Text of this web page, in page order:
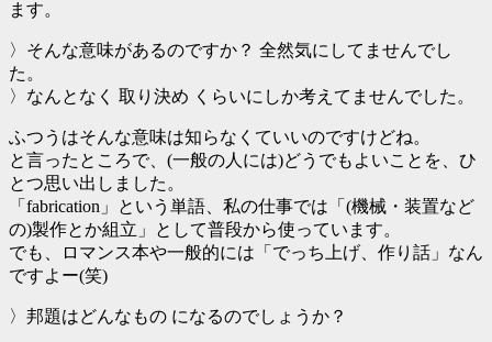
ます。
〉そんな意味があるのですか？ 全然気にしてませんでし
た。
〉なんとなく 取り決め くらいにしか考えてませんでした。
ふつうはそんな意味は知らなくていいのですけどね。
と言ったところで、(一般の人には)どうでもよいことを、ひ
とつ思い出しました。
「fabrication」という単語、私の仕事では「(機械・装置など
の)製作とか組立」として普段から使っています。
でも、ロマンス本や一般的には「でっち上げ、作り話」なん
ですよー(笑)
〉邦題はどんなもの になるのでしょうか？